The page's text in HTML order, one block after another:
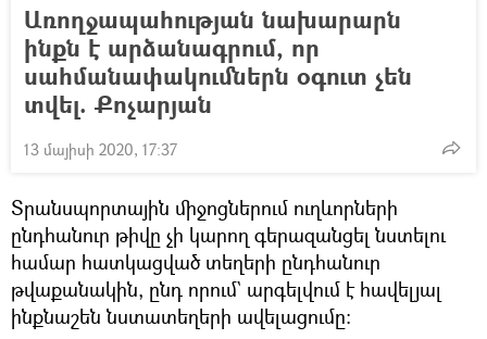
Առողջապահության նախարարն
ինքն է արձանագրում, որ
սահմանափակումներն օգուտ չեն
տվել. Քոչարյան
13 մայիսի 2020, 17:37
Տրանսպորտային միջոցներում ուղևորների
ընդհանուր թիվը չի կարող գերազանցել նստելու
համար հատկացված տեղերի ընդհանուր
թվաքանակին, ընդ որում` արգելվում է հավելյալ
ինքնաշեն նստատեղերի ավելացումը: